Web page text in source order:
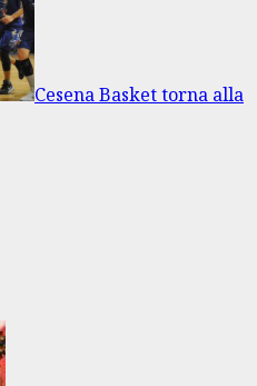
Cesena Basket torna alla